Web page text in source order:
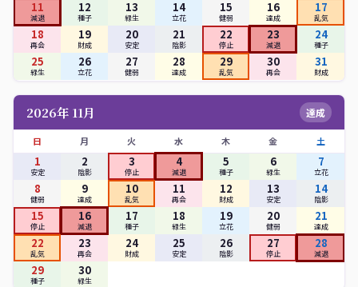
11
減退
12
種子
13
緑生
14
立花
15
健弱
16
達成
17
乱気
18
再会
19
財成
20
安定
21
陰影
22
停止
23
減退
24
種子
25
緑生
26
立花
27
健弱
28
達成
29
乱気
30
再会
31
財成
2026年 11月 達成
日 月 火 水 木 金 土
1
安定
2
陰影
3
停止
4
減退
5
種子
6
緑生
7
立花
8
健弱
9
達成
10
乱気
11
再会
12
財成
13
安定
14
陰影
15
停止
16
減退
17
種子
18
緑生
19
立花
20
健弱
21
達成
22
乱気
23
再会
24
財成
25
安定
26
陰影
27
停止
28
減退
29
種子
30
緑生